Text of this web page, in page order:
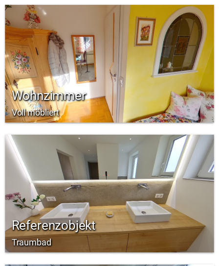
Wohnzimmer
Voll möbliert
Referenzobjekt
Traumbad